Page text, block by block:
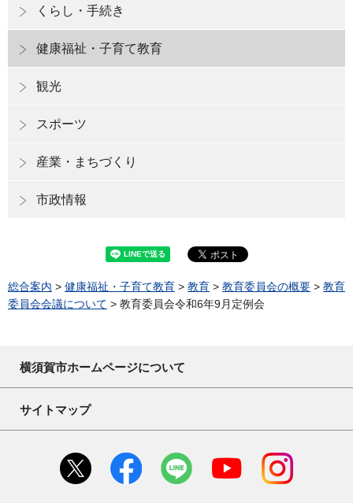
くらし・手続き
健康福祉・子育て教育
観光
スポーツ
産業・まちづくり
市政情報
総合案内 > 健康福祉・子育て教育 > 教育 > 教育委員会の概要 > 教育
委員会会議について > 教育委員会令和6年9月定例会
横須賀市ホームページについて
サイトマップ